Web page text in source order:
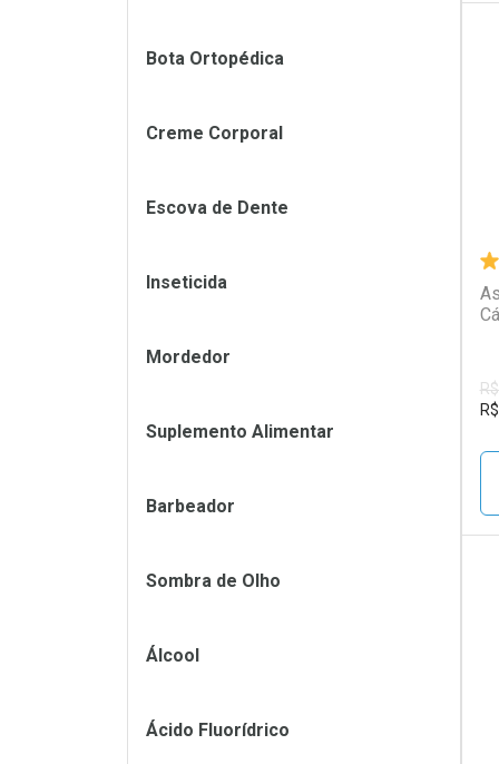
R$
Bota Ortopédica
Creme Corporal
Escova de Dente
Inseticida
Mordedor
Suplemento Alimentar
Barbeador
Sombra de Olho
Álcool
Ácido Fluorídrico